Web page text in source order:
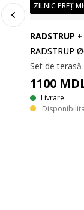
ZILNIC PREȚ
RADSTRUP
RADSTRUP
1100
Livrare